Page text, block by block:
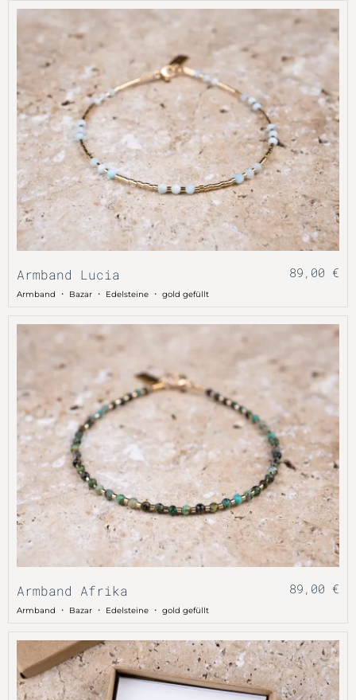
Armband Lucia 89,00 €
Armband ・ Bazar ・ Edelsteine ・ gold gefüllt
Armband Afrika 89,00 €
Armband ・ Bazar ・ Edelsteine ・ gold gefüllt